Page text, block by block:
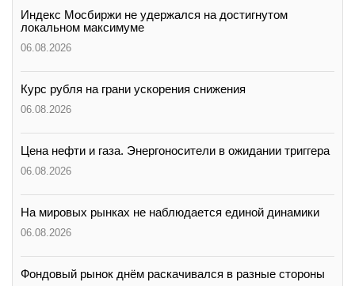
Индекс Мосбиржи не удержался на достигнутом
локальном максимуме
06.08.2026
Курс рубля на грани ускорения снижения
06.08.2026
Цена нефти и газа. Энергоносители в ожидании триггера
06.08.2026
На мировых рынках не наблюдается единой динамики
06.08.2026
Фондовый рынок днём раскачивался в разные стороны